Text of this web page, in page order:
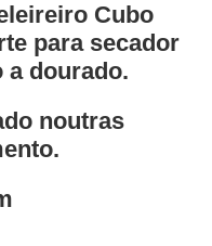
Cubo
para secador
a dourado.
noutras